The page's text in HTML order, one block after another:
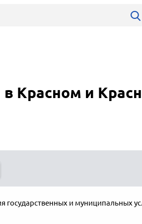
Красном и
государственных и муниципальных